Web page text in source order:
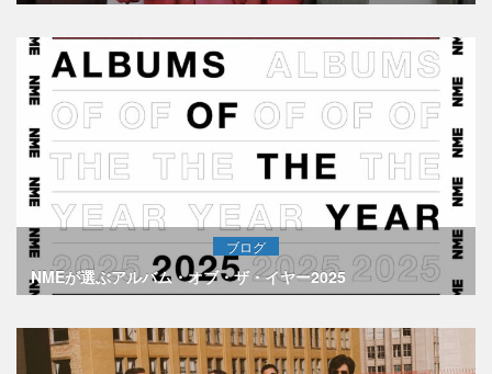
ブログ
NMEが選ぶアルバム・オブ・ザ・イヤー2025